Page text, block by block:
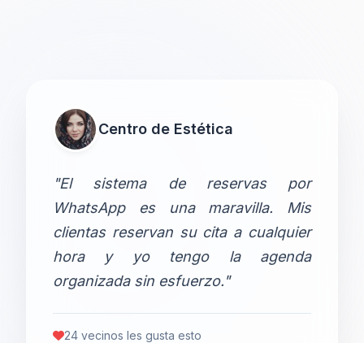
Centro de Estética
"El sistema de reservas por
WhatsApp es una maravilla. Mis
clientas reservan su cita a cualquier
hora y yo tengo la agenda
organizada sin esfuerzo."
24 vecinos les gusta esto